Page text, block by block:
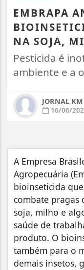
EMBRAPA
NA SOJA,
Pesticida é
ambiente e a
JORNAL
16/06/
A Empresa
Agropecuária
bioinseticida
combate pragas
soja, milho e
saúde de
produto. O
também para o
demais insetos,